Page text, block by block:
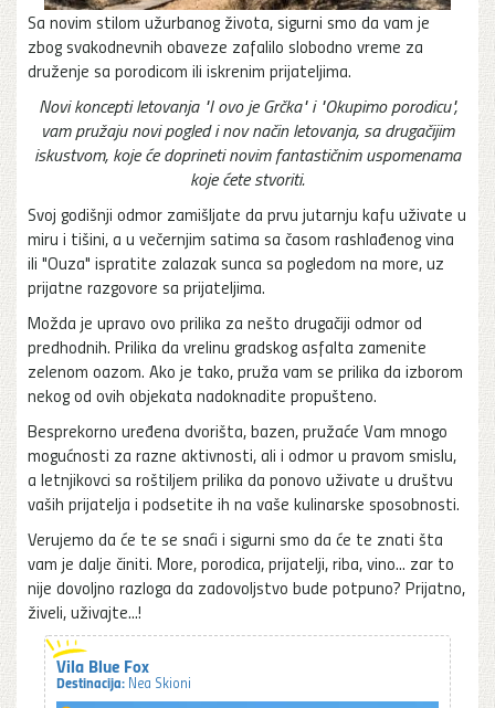
Sa novim stilom užurbanog života, sigurni smo da vam je
zbog svakodnevnih obaveze zafalilo slobodno vreme za
druženje sa porodicom ili iskrenim prijateljima.
Novi koncepti letovanja "I ovo je Grčka" i "Okupimo porodicu",
vam pružaju novi pogled i nov način letovanja, sa drugačijim
iskustvom, koje će doprineti novim fantastičnim uspomenama
koje ćete stvoriti.
Svoj godišnji odmor zamišljate da prvu jutarnju kafu uživate u
miru i tišini, a u večernjim satima sa časom rashlađenog vina
ili "Ouza" ispratite zalazak sunca sa pogledom na more, uz
prijatne razgovore sa prijateljima.
Možda je upravo ovo prilika za nešto drugačiji odmor od
predhodnih. Prilika da vrelinu gradskog asfalta zamenite
zelenom oazom. Ako je tako, pruža vam se prilika da izborom
nekog od ovih objekata nadoknadite propušteno.
Besprekorno uređena dvorišta, bazen, pružaće Vam mnogo
mogućnosti za razne aktivnosti, ali i odmor u pravom smislu,
a letnjikovci sa roštiljem prilika da ponovo uživate u društvu
vaših prijatelja i podsetite ih na vaše kulinarske sposobnosti.
Verujemo da će te se snaći i sigurni smo da će te znati šta
vam je dalje činiti. More, porodica, prijatelji, riba, vino... zar to
nije dovoljno razloga da zadovoljstvo bude potpuno? Prijatno,
živeli, uživajte...!
Vila Blue Fox
Destinacija: Nea Skioni